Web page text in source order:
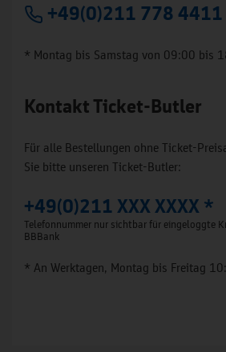
+49(0)211 778
* Montag bis Samstag von 09:00 bis
Kontakt Ticket-Butler
Für alle Bestellungen ohne Ticket-
Sie bitte unseren Ticket-Butler:
+49(0)211 XXX XXXX *
Telefonnummer nur sichtbar für eingeloggte
BBBank
* An Werktagen, Montag bis Freitag